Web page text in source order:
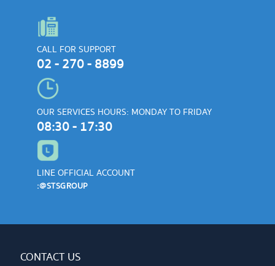
CALL FOR SUPPORT
02 - 270 - 8899
OUR SERVICES HOURS: MONDAY TO FRIDAY
08:30 - 17:30
LINE OFFICIAL ACCOUNT
:@STSGROUP
CONTACT US